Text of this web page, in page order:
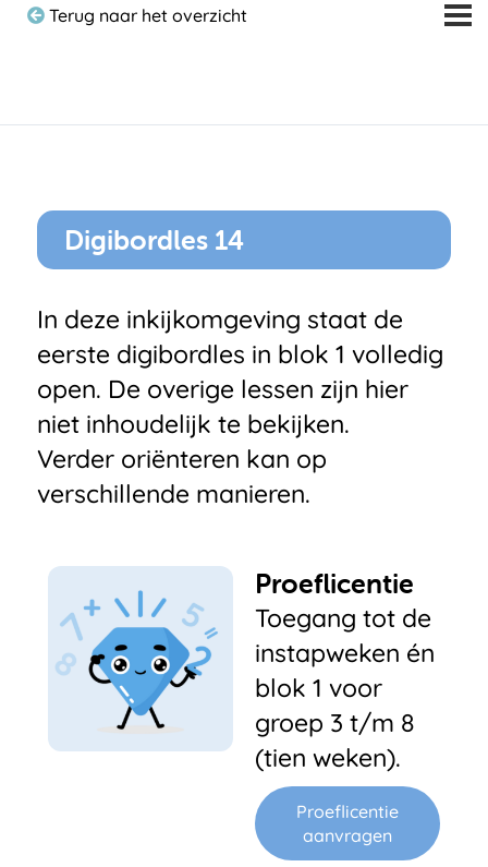
Terug naar het overzicht
Digibordles 14
In deze inkijkomgeving staat de
eerste digibordles in blok 1 volledig
open. De overige lessen zijn hier
niet inhoudelijk te bekijken.
Verder oriënteren kan op
verschillende manieren.
Proeflicentie
Toegang tot de
instapweken én
blok 1 voor
groep 3 t/m 8
(tien weken).
Proeflicentie
aanvragen